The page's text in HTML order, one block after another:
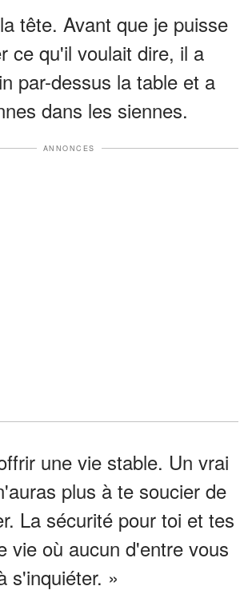
tête. Avant que je puisse
ce qu'il voulait dire, il a
par-dessus la table et a
dans les siennes.
ANNONCES
une vie stable. Un vrai
plus à te soucier de
La sécurité pour toi et tes
vie où aucun d'entre vous
s'inquiéter. »